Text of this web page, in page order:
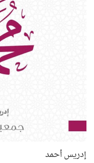
إدريس أحمد